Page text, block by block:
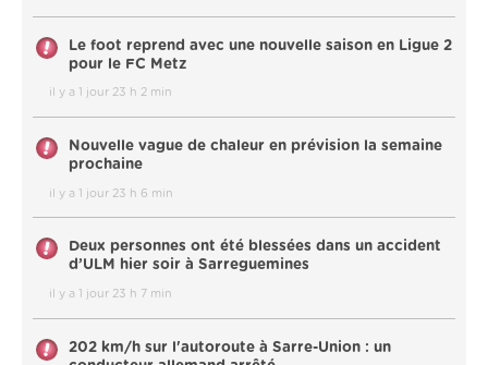
Le foot reprend avec une nouvelle saison en Ligue 2
pour le FC Metz
il y a 1 jour 23 h 2 min
Nouvelle vague de chaleur en prévision la semaine
prochaine
il y a 1 jour 23 h 6 min
Deux personnes ont été blessées dans un accident
d’ULM hier soir à Sarreguemines
il y a 1 jour 23 h 7 min
202 km/h sur l'autoroute à Sarre-Union : un